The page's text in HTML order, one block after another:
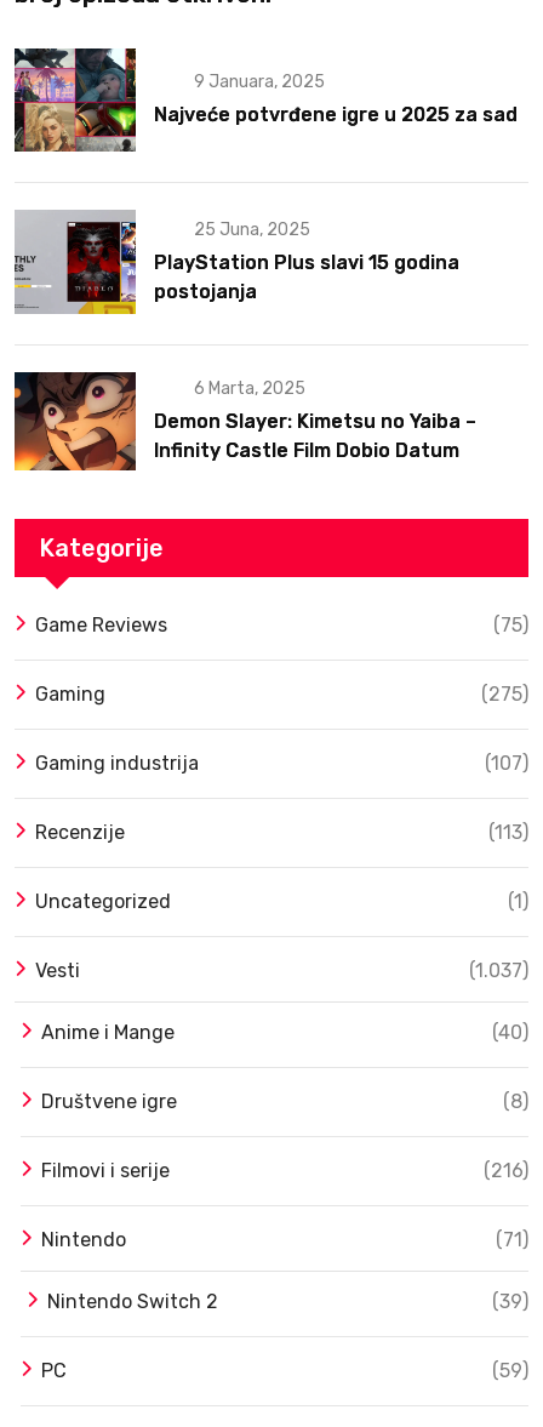
9 Januara, 2025
Najveće potvrđene igre u 2025 za sad
25 Juna, 2025
PlayStation Plus slavi 15 godina
postojanja
6 Marta, 2025
Demon Slayer: Kimetsu no Yaiba –
Infinity Castle Film Dobio Datum
Kategorije
Game Reviews (75)
Gaming (275)
Gaming industrija (107)
Recenzije (113)
Uncategorized (1)
Vesti (1.037)
Anime i Mange (40)
Društvene igre (8)
Filmovi i serije (216)
Nintendo (71)
Nintendo Switch 2 (39)
PC (59)